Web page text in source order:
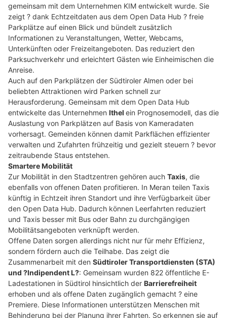
gemeinsam mit dem Unternehmen KIM entwickelt wurde. Sie
zeigt ? dank Echtzeitdaten aus dem Open Data Hub ? freie
Parkplätze auf einen Blick und bündelt zusätzlich
Informationen zu Veranstaltungen, Wetter, Webcams,
Unterkünften oder Freizeitangeboten. Das reduziert den
Parksuchverkehr und erleichtert Gästen wie Einheimischen die
Anreise.
Auch auf den Parkplätzen der Südtiroler Almen oder bei
beliebten Attraktionen wird Parken schnell zur
Herausforderung. Gemeinsam mit dem Open Data Hub
entwickelte das Unternehmen Ithel ein Prognosemodell, das die
Auslastung von Parkplätzen auf Basis von Kameradaten
vorhersagt. Gemeinden können damit Parkflächen effizienter
verwalten und Zufahrten frühzeitig und gezielt steuern ? bevor
zeitraubende Staus entstehen.
Smartere Mobilität
Zur Mobilität in den Stadtzentren gehören auch Taxis, die
ebenfalls von offenen Daten profitieren. In Meran teilen Taxis
künftig in Echtzeit ihren Standort und ihre Verfügbarkeit über
den Open Data Hub. Dadurch können Leerfahrten reduziert
und Taxis besser mit Bus oder Bahn zu durchgängigen
Mobilitätsangeboten verknüpft werden.
Offene Daten sorgen allerdings nicht nur für mehr Effizienz,
sondern fördern auch die Teilhabe. Das zeigt die
Zusammenarbeit mit den Südtiroler Transportdiensten (STA)
und ?Indipendent L?: Gemeinsam wurden 822 öffentliche E-
Ladestationen in Südtirol hinsichtlich der Barrierefreiheit
erhoben und als offene Daten zugänglich gemacht ? eine
Premiere. Diese Informationen unterstützen Menschen mit
Behinderung bei der Planung ihrer Fahrten. So erkennen sie auf